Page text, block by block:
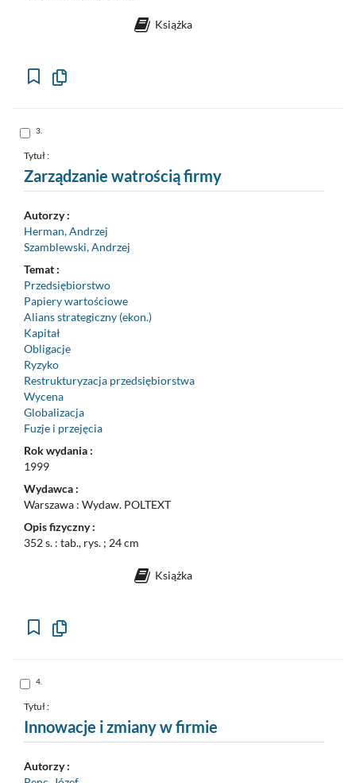
Książka
Kopiuj
Skocz
do
nr
3
3.
Tytuł :
Zarządzanie watrością firmy
Autorzy :
Herman, Andrzej
Szamblewski, Andrzej
Temat :
Przedsiębiorstwo
Papiery wartościowe
Alians strategiczny (ekon.)
Kapitał
Obligacje
Ryzyko
Restrukturyzacja przedsiębiorstwa
Wycena
Globalizacja
Fuzje i przejęcia
Rok wydania :
1999
Wydawca :
Warszawa : Wydaw. POLTEXT
Opis fizyczny :
352 s. : tab., rys. ; 24 cm
Książka
Kopiuj
Skocz
do
nr
4
4.
Tytuł :
Innowacje i zmiany w firmie
Autorzy :